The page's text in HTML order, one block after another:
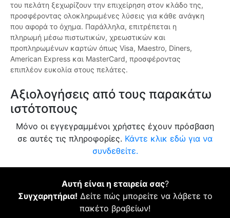
του πελάτη ξεχωρίζουν την επιχείρηση στον κλάδο της,
προσφέροντας ολοκληρωμένες λύσεις για κάθε ανάγκη
που αφορά το όχημα. Παράλληλα, επιτρέπεται η
πληρωμή μέσω πιστωτικών, χρεωστικών και
προπληρωμένων καρτών όπως Visa, Maestro, Diners,
American Express και MasterCard, προσφέροντας
επιπλέον ευκολία στους πελάτες.
Αξιολογήσεις από τους παρακάτω
ιστότοπους
Μόνο οι εγγεγραμμένοι χρήστες έχουν πρόσβαση
σε αυτές τις πληροφορίες. Κάντε κλικ εδώ για να
συνδεθείτε.
Αυτή είναι η εταιρεία σας?
Συγχαρητήρια! Δείτε πώς μπορείτε να λάβετε το
πακέτο βραβείων!